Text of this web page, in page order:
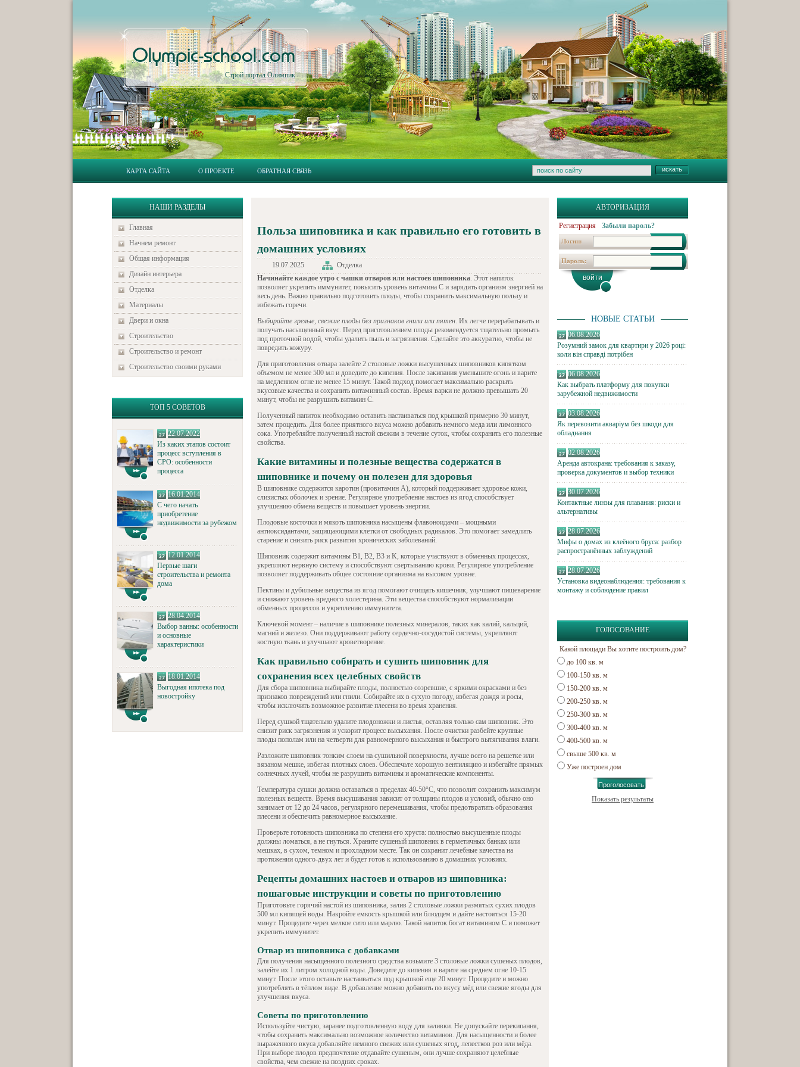
Olympic-school.com
Строй портал Олимпик
КАРТА САЙТА О ПРОЕКТЕ ОБРАТНАЯ СВЯЗЬ
НАШИ РАЗДЕЛЫ
Главная
Начнем ремонт
Общая информация
Дизайн интерьера
Отделка
Материалы
Двери и окна
Строительство
Строительство и ремонт
Строительство своими руками
ТОП 5 СОВЕТОВ
22.07.2022
Из каких этапов состоит
процесс вступления в
СРО: особенности
процесса
16.01.2014
С чего начать
приобретение
недвижимости за рубежом
12.01.2014
Первые шаги
строительства и ремонта
дома
28.04.2014
Выбор ванны: особенности
и основные
характеристики
18.01.2014
Выгодная ипотека под
новостройку
АВТОРИЗАЦИЯ
Регистрация Забыли пароль?
Логин:
Пароль:
НОВЫЕ СТАТЬИ
06.08.2026
Розумний замок для квартири у 2026 році:
коли він справді потрібен
06.08.2026
Как выбрать платформу для покупки
зарубежной недвижимости
03.08.2026
Як перевозити акваріум без шкоди для
обладнання
02.08.2026
Аренда автокрана: требования к заказу,
проверка документов и выбор техники
30.07.2026
Контактные линзы для плавания: риски и
альтернативы
28.07.2026
Мифы о домах из клеёного бруса: разбор
распространённых заблуждений
28.07.2026
Установка видеонаблюдения: требования к
монтажу и соблюдение правил
ГОЛОСОВАНИЕ
Какой площади Вы хотите построить дом?
до 100 кв. м
100-150 кв. м
150-200 кв. м
200-250 кв. м
250-300 кв. м
300-400 кв. м
400-500 кв. м
свыше 500 кв. м
Уже построен дом
Показать результаты
Польза шиповника и как правильно его готовить в
домашних условиях
19.07.2025
Отделка
Начинайте каждое утро с чашки отваров или настоев шиповника. Этот напиток
позволяет укрепить иммунитет, повысить уровень витамина C и зарядить организм энергией на
весь день. Важно правильно подготовить плоды, чтобы сохранить максимальную пользу и
избежать горечи.
Выбирайте зрелые, свежие плоды без признаков гнили или пятен. Их легче перерабатывать и
получать насыщенный вкус. Перед приготовлением плоды рекомендуется тщательно промыть
под проточной водой, чтобы удалить пыль и загрязнения. Сделайте это аккуратно, чтобы не
повредить кожуру.
Для приготовления отвара залейте 2 столовые ложки высушенных шиповников кипятком
объемом не менее 500 мл и доведите до кипения. После закипания уменьшите огонь и варите
на медленном огне не менее 15 минут. Такой подход помогает максимально раскрыть
вкусовые качества и сохранить витаминный состав. Время варки не должно превышать 20
минут, чтобы не разрушить витамин C.
Полученный напиток необходимо оставить настаиваться под крышкой примерно 30 минут,
затем процедить. Для более приятного вкуса можно добавить немного меда или лимонного
сока. Употребляйте полученный настой свежим в течение суток, чтобы сохранить его полезные
свойства.
Какие витамины и полезные вещества содержатся в
шиповнике и почему он полезен для здоровья
В шиповнике содержится каротин (провитамин А), который поддерживает здоровье кожи,
слизистых оболочек и зрение. Регулярное употребление настоев из ягод способствует
улучшению обмена веществ и повышает уровень энергии.
Плодовые косточки и мякоть шиповника насыщены флавоноидами – мощными
антиоксидантами, защищающими клетки от свободных радикалов. Это помогает замедлить
старение и снизить риск развития хронических заболеваний.
Шиповник содержит витамины B1, B2, B3 и K, которые участвуют в обменных процессах,
укрепляют нервную систему и способствуют свертыванию крови. Регулярное употребление
позволяет поддерживать общее состояние организма на высоком уровне.
Пектины и дубильные вещества из ягод помогают очищать кишечник, улучшают пищеварение
и снижают уровень вредного холестерина. Эти вещества способствуют нормализации
обменных процессов и укреплению иммунитета.
Ключевой момент – наличие в шиповнике полезных минералов, таких как калий, кальций,
магний и железо. Они поддерживают работу сердечно-сосудистой системы, укрепляют
костную ткань и улучшают кроветворение.
Как правильно собирать и сушить шиповник для
сохранения всех целебных свойств
Для сбора шиповника выбирайте плоды, полностью созревшие, с яркими окрасками и без
признаков повреждений или гнили. Собирайте их в сухую погоду, избегая дождя и росы,
чтобы исключить возможное развитие плесени во время хранения.
Перед сушкой тщательно удалите плодоножки и листья, оставляя только сам шиповник. Это
снизит риск загрязнения и ускорит процесс высыхания. После очистки разбейте крупные
плоды пополам или на четверти для равномерного высыхания и быстрого вытягивания влаги.
Разложите шиповник тонким слоем на сушильной поверхности, лучше всего на решетке или
вязаном мешке, избегая плотных слоев. Обеспечьте хорошую вентиляцию и избегайте прямых
солнечных лучей, чтобы не разрушить витамины и ароматические компоненты.
Температура сушки должна оставаться в пределах 40-50°C, что позволит сохранить максимум
полезных веществ. Время высушивания зависит от толщины плодов и условий, обычно оно
занимает от 12 до 24 часов, регулярного перемешивания, чтобы предотвратить образования
плесени и обеспечить равномерное высыхание.
Проверьте готовность шиповника по степени его хруста: полностью высушенные плоды
должны ломаться, а не гнуться. Храните сушеный шиповник в герметичных банках или
мешках, в сухом, темном и прохладном месте. Так он сохранит лечебные качества на
протяжении одного-двух лет и будет готов к использованию в домашних условиях.
Рецепты домашних настоев и отваров из шиповника:
пошаговые инструкции и советы по приготовлению
Приготовьте горячий настой из шиповника, залив 2 столовые ложки размятых сухих плодов
500 мл кипящей воды. Накройте емкость крышкой или блюдцем и дайте настояться 15-20
минут. Процедите через мелкое сито или марлю. Такой напиток богат витамином С и поможет
укрепить иммунитет.
Отвар из шиповника с добавками
Для получения насыщенного полезного средства возьмите 3 столовые ложки сушеных плодов,
залейте их 1 литром холодной воды. Доведите до кипения и варите на среднем огне 10-15
минут. После этого оставьте настаиваться под крышкой еще 20 минут. Процедите и можно
употреблять в тёплом виде. В добавление можно добавить по вкусу мёд или свежие ягоды для
улучшения вкуса.
Советы по приготовлению
Используйте чистую, заранее подготовленную воду для заливки. Не допускайте перекипання,
чтобы сохранить максимально возможное количество витаминов. Для насыщенности и более
выраженного вкуса добавляйте немного свежих или сушеных ягод, лепестков роз или мёда.
При выборе плодов предпочтение отдавайте сушеным, они лучше сохраняют целебные
свойства, чем свежие на поздних сроках.